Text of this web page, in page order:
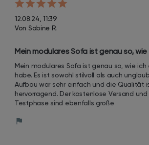
12.08.24, 11:39
Von Sabine R.
Mein modulares Sofa ist genau so, wie
vorgestellt habe. Es ist sowohl stilvoll
unglaublich bequem. Der Aufbau war
die Qualität ist wirklich hervorragend.
Mein modulares Sofa ist genau so, wie
habe. Es ist sowohl stilvoll als auch
Aufbau war sehr einfach und die Qualität
hervorragend. Der kostenlose Versand
Testphase sind ebenfalls große